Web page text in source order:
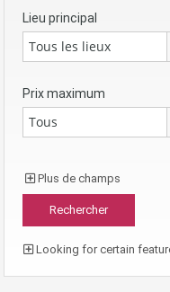
Lieu principal
Tous les lieux
Prix maximum
Tous
Plus de champs
Looking for certain